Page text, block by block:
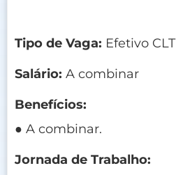
Tipo de Vaga: Efetivo CLT
Salário: A combinar
Benefícios:
● A combinar.
Jornada de Trabalho: